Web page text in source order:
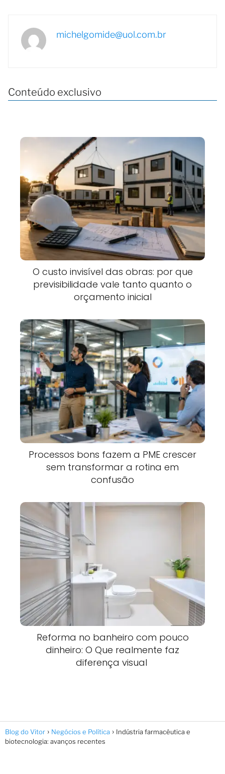
michelgomide@uol.com.br
Conteúdo exclusivo
O custo invisível das obras: por que
previsibilidade vale tanto quanto o
orçamento inicial
Processos bons fazem a PME crescer
sem transformar a rotina em
confusão
Reforma no banheiro com pouco
dinheiro: O Que realmente faz
diferença visual
Blog do Vitor Negócios e Política
Indústria farmacêutica e
biotecnologia: avanços recentes